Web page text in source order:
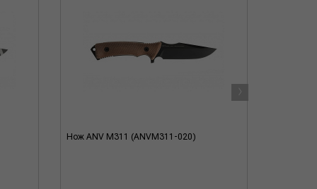
Нож ANV M311 (ANVM311-020)
›